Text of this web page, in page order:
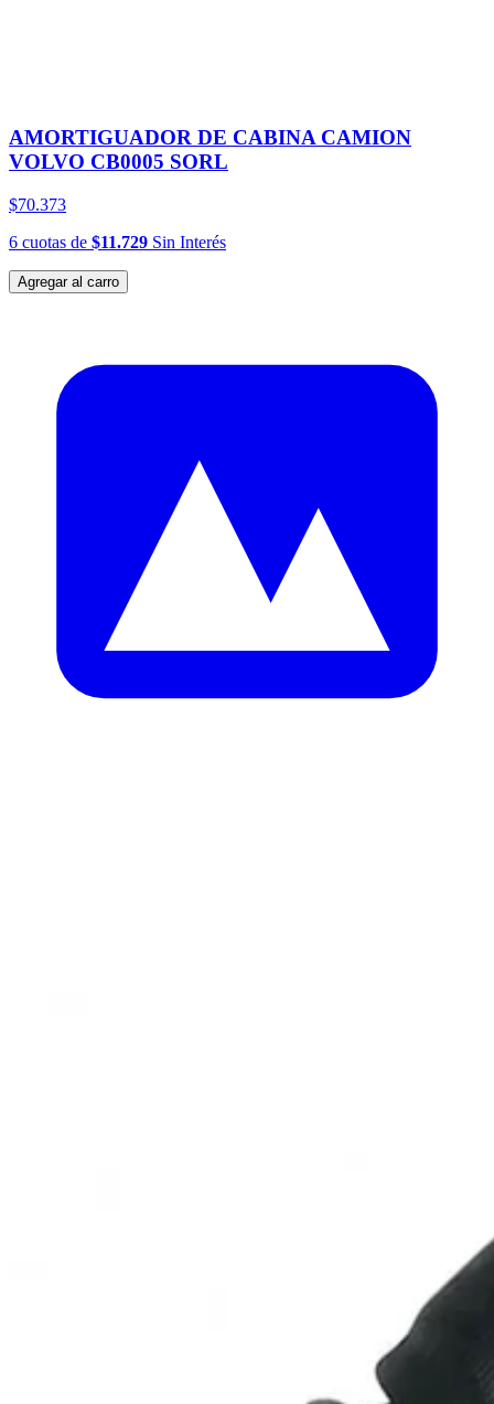
AMORTIGUADOR DE CABINA CAMION
VOLVO CB0005 SORL
$70.373
6 cuotas de $11.729 Sin Interés
Agregar al carro